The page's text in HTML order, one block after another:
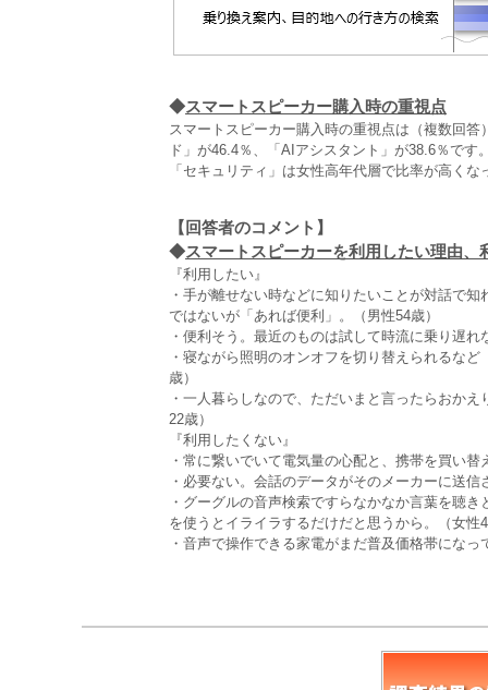
◆スマートスピーカー購入時の重視点
スマートスピーカー購入時の重視点は（複数回
ド」が46.4％、「AIアシスタント」が38.6％で
「セキュリティ」は女性高年代層で比率が高くな
【回答者のコメント】
◆スマートスピーカーを利用したい理由
『利用したい』
・手が離せない時などに知りたいことが対話で
ではないが「あれば便利」。（男性54歳）
・便利そう。最近のものは試して時流に乗り遅
・寝ながら照明のオンオフを切り替えられるな
歳）
・一人暮らしなので、ただいまと言ったらおか
22歳）
『利用したくない』
・常に繋いでいて電気量の心配と、携帯を買い
・必要ない。会話のデータがそのメーカーに送
・グーグルの音声検索ですらなかなか言葉を聴
を使うとイライラするだけだと思うから。（女性
・音声で操作できる家電がまだ普及価格帯にな